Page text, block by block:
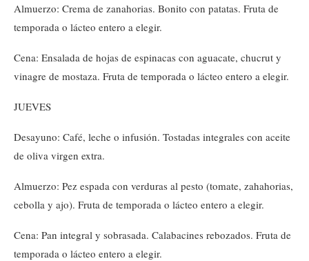
Almuerzo: Crema de zanahorias. Bonito con patatas. Fruta de
temporada o lácteo entero a elegir.
Cena: Ensalada de hojas de espinacas con aguacate, chucrut y
vinagre de mostaza. Fruta de temporada o lácteo entero a elegir.
JUEVES
Desayuno: Café, leche o infusión. Tostadas integrales con aceite
de oliva virgen extra.
Almuerzo: Pez espada con verduras al pesto (tomate, zahahorias,
cebolla y ajo). Fruta de temporada o lácteo entero a elegir.
Cena: Pan integral y sobrasada. Calabacines rebozados. Fruta de
temporada o lácteo entero a elegir.